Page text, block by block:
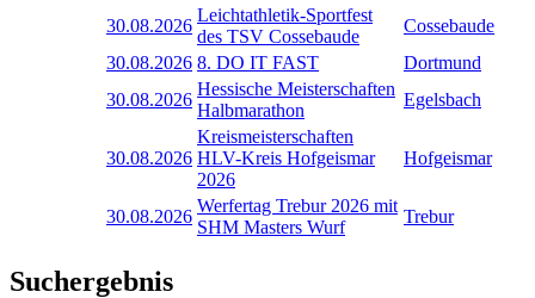
30.08.2026
Leichtathletik-Sportfest
des TSV Cossebaude
Cossebaude
30.08.2026 8. DO IT FAST
Dortmund
30.08.2026
Hessische Meisterschaften
Halbmarathon
Egelsbach
30.08.2026
Kreismeisterschaften
HLV-Kreis Hofgeismar
2026
Hofgeismar
30.08.2026
Werfertag Trebur 2026 mit
SHM Masters Wurf
Trebur
Suchergebnis